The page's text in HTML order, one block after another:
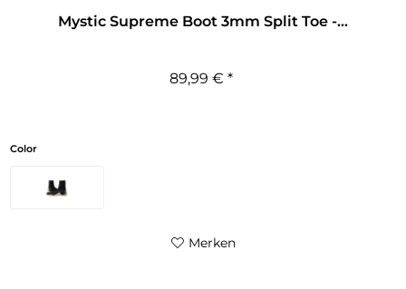
Mystic Supreme Boot 3mm Split Toe -...
89,99 € *
Color
Merken